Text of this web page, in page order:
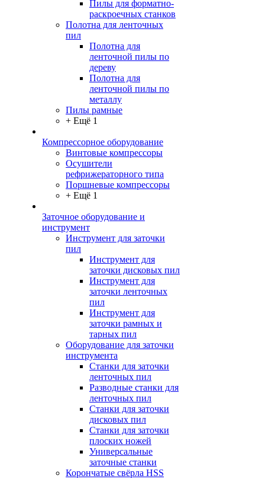
Пилы для форматно-
раскроечных станков
Полотна для ленточных
пил
Полотна для
ленточной пилы по
дереву
Полотна для
ленточной пилы по
металлу
Пилы рамные
+ Ещё 1
Компрессорное оборудование
Винтовые компрессоры
Осушители
рефрижераторного типа
Поршневые компрессоры
+ Ещё 1
Заточное оборудование и
инструмент
Инструмент для заточки
пил
Инструмент для
заточки дисковых пил
Инструмент для
заточки ленточных
пил
Инструмент для
заточки рамных и
тарных пил
Оборудование для заточки
инструмента
Станки для заточки
ленточных пил
Разводные станки для
ленточных пил
Станки для заточки
дисковых пил
Станки для заточки
плоских ножей
Универсальные
заточные станки
Корончатые свёрла HSS